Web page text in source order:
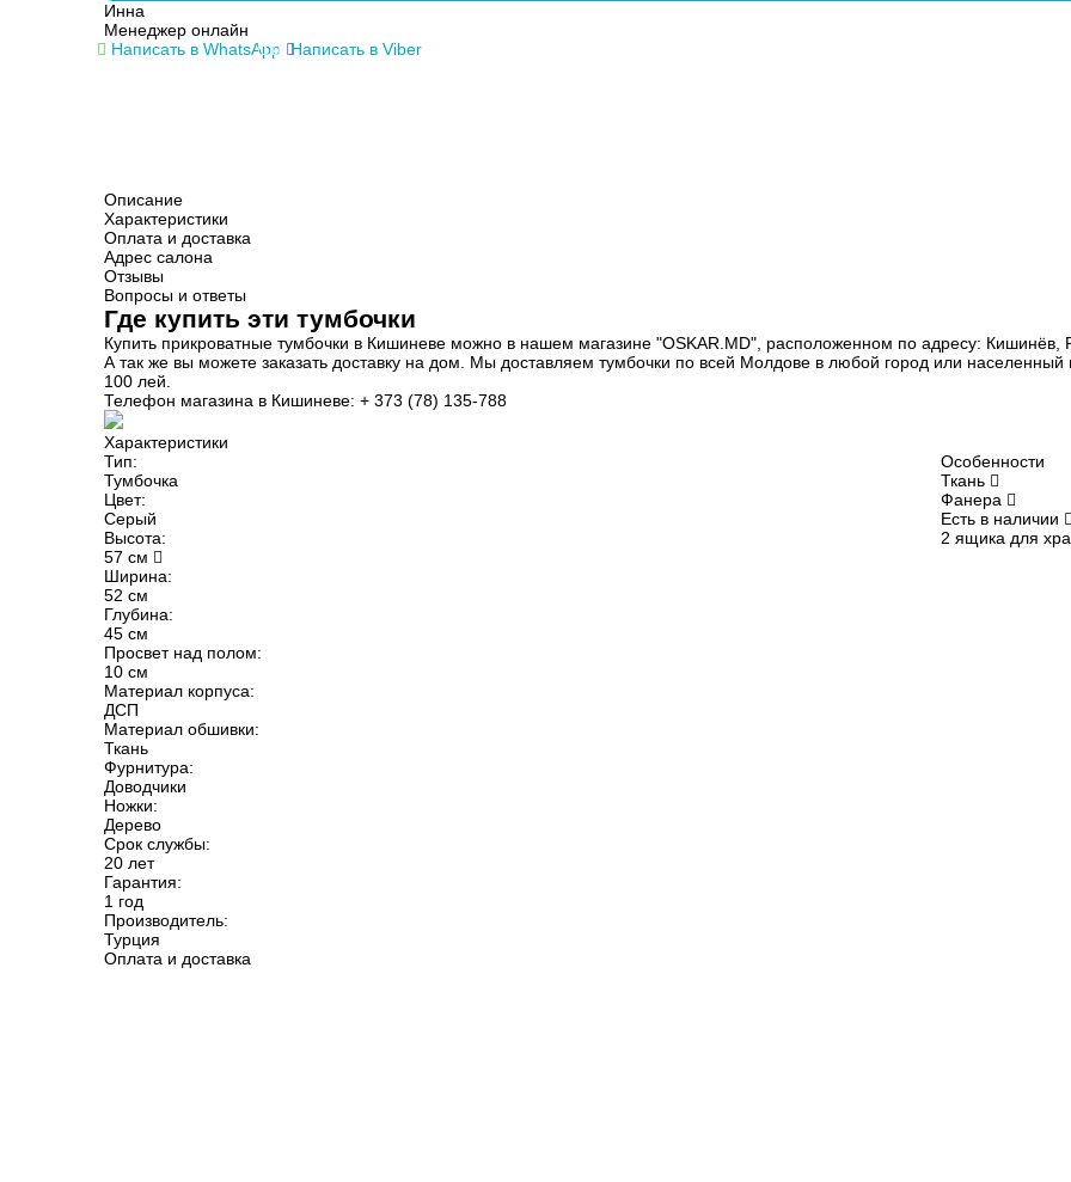
Инна
Менеджер онлайн
Написать в WhatsApp Написать в Viber
Описание
Характеристики
Оплата и доставка
Адрес салона
Отзывы
Вопросы и ответы
Где купить эти тумбочки
Купить прикроватные тумбочки в Кишиневе можно в нашем магазине "OSKAR.MD", расположенном по адресу: Кишинёв,
А так же вы можете заказать доставку на дом. Мы доставляем тумбочки по всей Молдове в любой город или населенный
100 лей.
Телефон магазина в Кишиневе: + 373 (78) 135-788
Характеристики
Тип:
Тумбочка
Цвет:
Серый
Высота:
57 см
Ширина:
52 см
Глубина:
45 см
Просвет над полом:
10 см
Материал корпуса:
ДСП
Материал обшивки:
Ткань
Фурнитура:
Доводчики
Ножки:
Дерево
Срок службы:
20 лет
Гарантия:
1 год
Производитель:
Турция
Особенности
Ткань
Фанера
Есть в наличии
2 ящика для
Оплата и доставка